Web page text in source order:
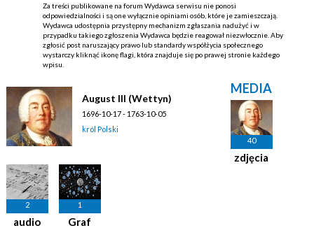
Za treści publikowane na forum Wydawca serwisu nie ponosi
odpowiedzialności i są one wyłącznie opiniami osób, które je zamieszczają.
Wydawca udostępnia przystępny mechanizm zgłaszania nadużyć i w
przypadku takiego zgłoszenia Wydawca będzie reagował niezwłocznie. Aby
zgłosić post naruszający prawo lub standardy współżycia społecznego
wystarczy kliknąć ikonę flagi, która znajduje się po prawej stronie każdego
wpisu.
August III (Wettyn)
1696-10-17 - 1763-10-05
król Polski
MEDIA
40
zdjęcia
2
audio
1
Graf